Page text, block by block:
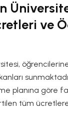
ve
planına göre
tüm ücretlere